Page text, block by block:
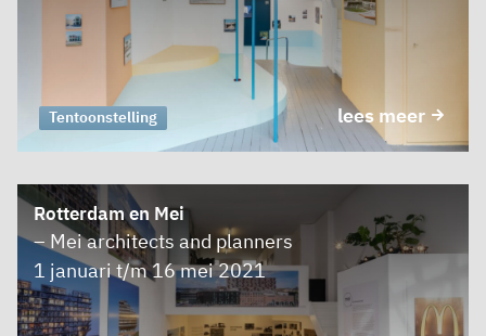
lees meer
Tentoonstelling
Rotterdam en Mei
– Mei architects and planners
1 januari t/m 16 mei 2021